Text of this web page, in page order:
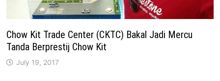
Chow Kit Trade Center (CKTC) Bakal Jadi Mercu
Tanda Berprestij Chow Kit
July 19, 2017